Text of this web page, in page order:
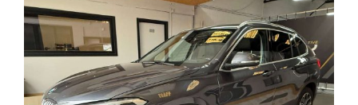
1.6
CDTI
Innovation
–
GARANTIE